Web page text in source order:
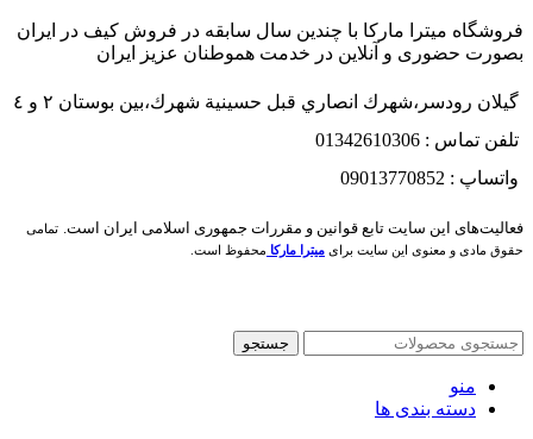
فروشگاه میترا مارکا با چندین سال سابقه در فروش کیف در ایران
بصورت حضوری و آنلاین در خدمت هموطنان عزیز ایران
گيلان رودسر،شهرك انصاري قبل حسينية شهرك،بين بوستان ٢ و ٤
تلفن تماس : 01342610306
واتساپ : 09013770852
فعاليت‌های اين سايت تابع قوانين و مقررات جمهوری اسلامی ايران است. تمامی
حقوق مادی و معنوی این سایت برای میترا مارکا محفوظ است.
جستجو
منو
دسته بندی ها